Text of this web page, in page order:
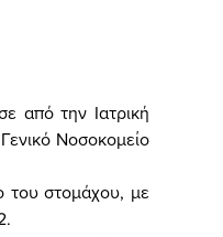
από την Ιατρική
Νοσοκομείο
του στομάχου, με